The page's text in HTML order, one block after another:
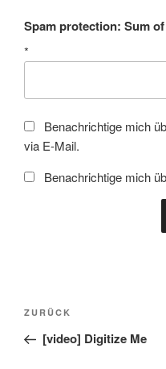
Spam protection: Sum
*
Benachrichtige mich
via E-Mail.
Benachrichtige mich
Beitragsnavigation
Vorheriger
Beitrag
ZURÜCK
[video] Digitize Me